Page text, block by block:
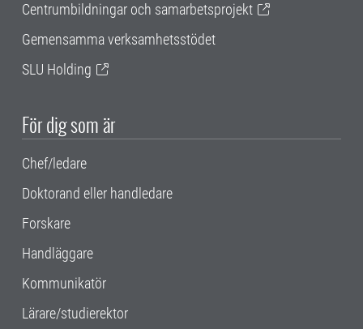
Centrumbildningar och samarbetsprojekt
Gemensamma verksamhetsstödet
SLU Holding
För dig som är
Chef/ledare
Doktorand eller handledare
Forskare
Handläggare
Kommunikatör
Lärare/studierektor